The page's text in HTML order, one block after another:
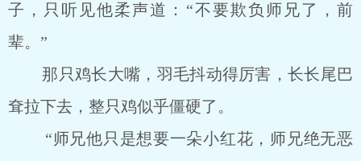
子，只听见他柔声道：“不要欺负师兄了，前
辈。”
那只鸡长大嘴，羽毛抖动得厉害，长长尾巴
耷拉下去，整只鸡似乎僵硬了。
“师兄他只是想要一朵小红花，师兄绝无恶